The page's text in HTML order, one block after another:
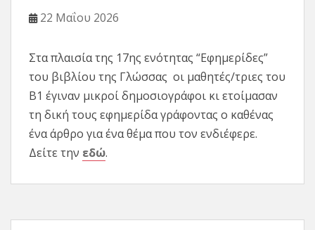
22 Μαΐου 2026
Στα πλαισία της 17ης ενότητας “Εφημερίδες”
του βιβλίου της Γλώσσας οι μαθητές/τριες του
Β1 έγιναν μικροί δημοσιογράφοι κι ετοίμασαν
τη δική τους εφημερίδα γράφοντας ο καθένας
ένα άρθρο για ένα θέμα που τον ενδιέφερε.
Δείτε την εδώ.